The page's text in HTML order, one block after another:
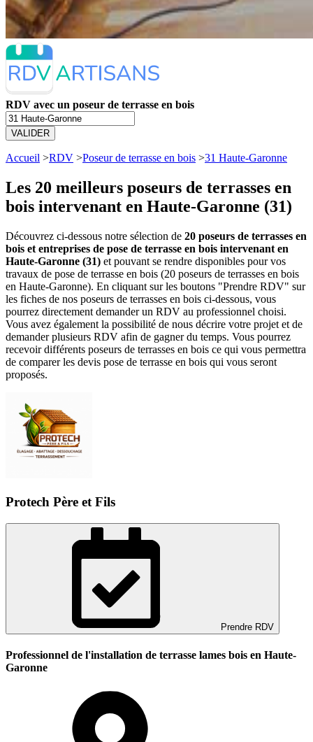
RDV avec un poseur de terrasse en bois
VALIDER
Accueil >RDV >Poseur de terrasse en bois >31 Haute-Garonne
Les 20 meilleurs poseurs de terrasses en
bois intervenant en Haute-Garonne (31)
Découvrez ci-dessous notre sélection de 20 poseurs de terrasses en
bois et entreprises de pose de terrasse en bois intervenant en
Haute-Garonne (31) et pouvant se rendre disponibles pour vos
travaux de pose de terrasse en bois (20 poseurs de terrasses en bois
en Haute-Garonne). En cliquant sur les boutons "Prendre RDV" sur
les fiches de nos poseurs de terrasses en bois ci-dessous, vous
pourrez directement demander un RDV au professionnel choisi.
Vous avez également la possibilité de nous décrire votre projet et de
demander plusieurs RDV afin de gagner du temps. Vous pourrez
recevoir différents poseurs de terrasses en bois ce qui vous permettra
de comparer les devis pose de terrasse en bois qui vous seront
proposés.
Protech Père et Fils
Prendre RDV
Professionnel de l'installation de terrasse lames bois en Haute-
Garonne